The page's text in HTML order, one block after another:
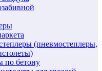
(пневмостеплеры,
по бетону